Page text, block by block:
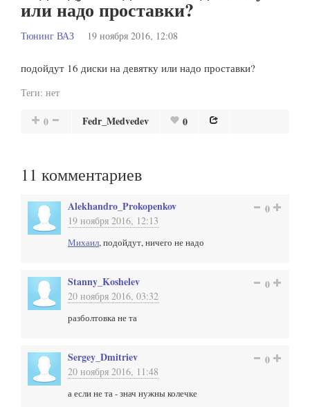
или надо проставки?
Тюнинг ВАЗ 19 ноября 2016, 12:08
подойдут 16 диски на девятку или надо проставки?
Теги: нет
0 Fedr_Medvedev 0
11 комментариев
Alekhandro_Prokopenkov
19 ноября 2016, 12:13
0
Михаил, подойдут, ничего не надо
Stanny_Koshelev
20 ноября 2016, 03:32
0
разболтовка не та
Sergey_Dmitriev
20 ноября 2016, 11:48
0
а если не та - знач нужны колечке